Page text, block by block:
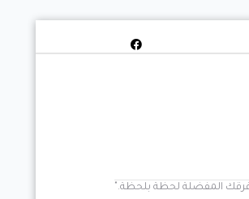
وفرقك المفضلة لحظة بلحظة."